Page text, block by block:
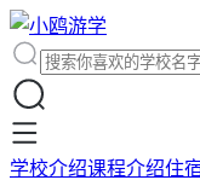
学校介绍课程介绍住